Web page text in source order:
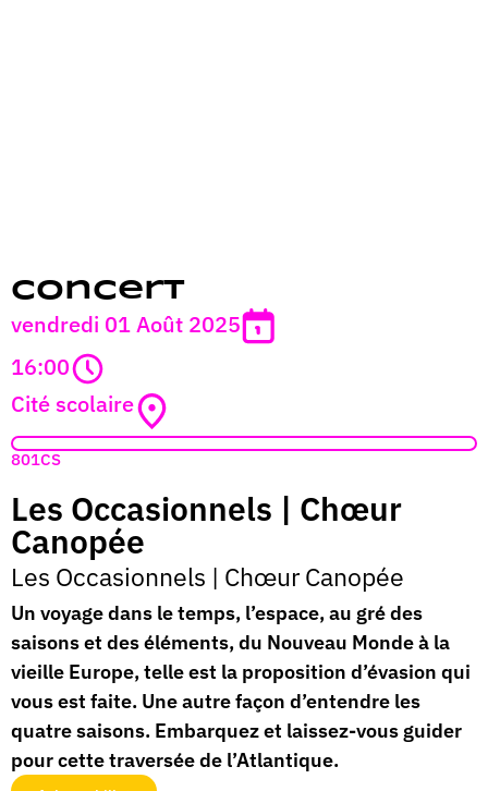
Concert
vendredi 01 Août 2025
16:00
Cité scolaire
801CS
Les Occasionnels | Chœur
Canopée
Les Occasionnels | Chœur Canopée
Un voyage dans le temps, l’espace, au gré des
saisons et des éléments, du Nouveau Monde à la
vieille Europe, telle est la proposition d’évasion qui
vous est faite. Une autre façon d’entendre les
quatre saisons. Embarquez et laissez-vous guider
pour cette traversée de l’Atlantique.